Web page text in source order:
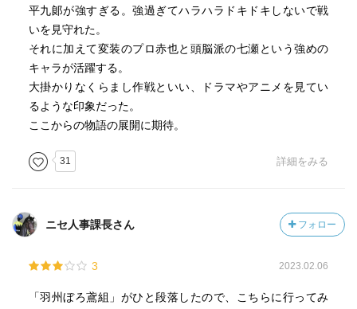
平九郞が強すぎる。強過ぎてハラハラドキドキしないで戦
いを見守れた。
それに加えて変装のプロ赤也と頭脳派の七瀬という強めの
キャラが活躍する。
大掛かりなくらまし作戦といい、ドラマやアニメを見てい
るような印象だった。
ここからの物語の展開に期待。
31 詳細をみる
ニセ人事課長さん フォロー
3 2023.02.06
「羽州ぼろ鳶組」がひと段落したので、こちらに行ってみ